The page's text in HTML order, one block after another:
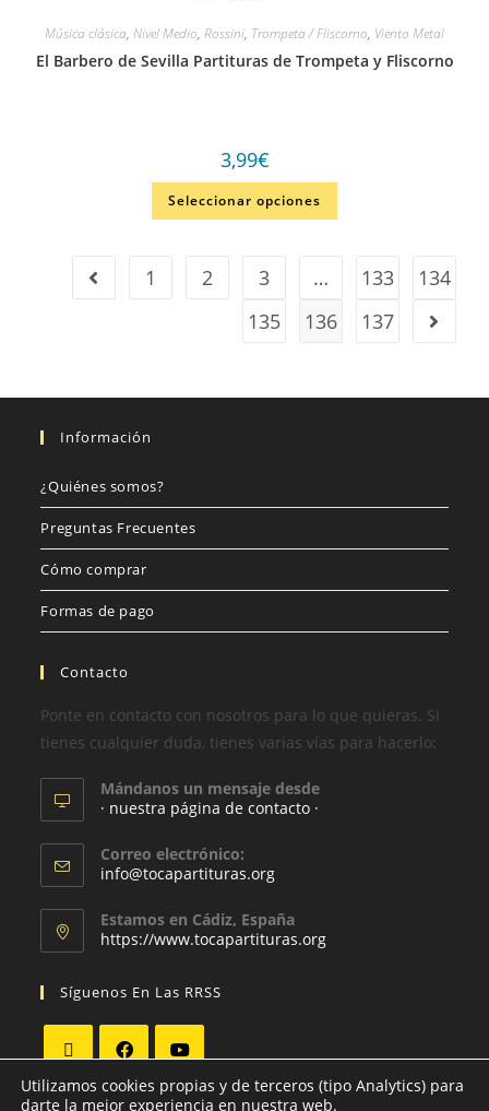
Música clásica, Nivel Medio, Rossini, Trompeta / Fliscorno, Viento Metal
El Barbero de Sevilla Partituras de Trompeta y Fliscorno
3,99€
Seleccionar opciones
1 2 3 … 133
134
135
136 137
Información
¿Quiénes somos?
Preguntas Frecuentes
Cómo comprar
Formas de pago
Contacto
Ponte en contacto con nosotros para lo que quieras. Si
tienes cualquier duda, tienes varias vías para hacerlo:
Mándanos un mensaje desde
· nuestra página de contacto ·
Correo electrónico:
info@tocapartituras.org
Estamos en Cádiz, España
https://www.tocapartituras.org
Síguenos En Las RRSS
Utilizamos cookies propias y de terceros (tipo Analytics) para
darte la mejor experiencia en nuestra web.